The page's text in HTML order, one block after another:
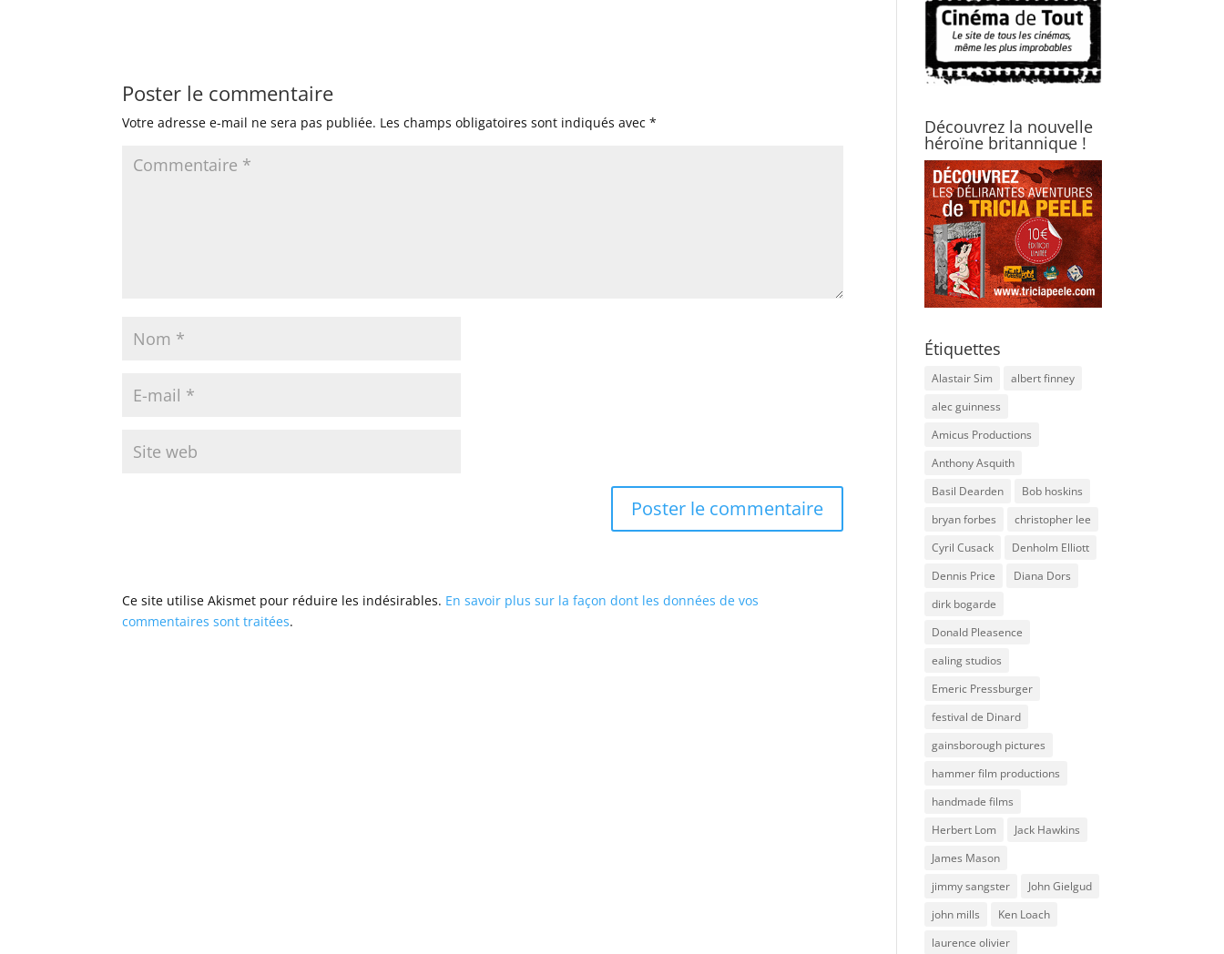
Poster le commentaire
Votre adresse e-mail ne sera pas publiée. Les champs obligatoires sont indiqués avec*
Ce site utilise Akismet pour réduire les indésirables. En savoir plus sur la façon dont les données de vos
commentaires sont traitées.
Découvrez la nouvelle
héroïne britannique !
Étiquettes
Alastair Sim
albert finney
alec guinness
Amicus Productions
Anthony Asquith
Basil Dearden
Bob hoskins
bryan forbes
christopher lee
Cyril Cusack
Denholm Elliott
Dennis Price
Diana Dors
dirk bogarde
Donald Pleasence
ealing studios
Emeric Pressburger
festival de Dinard
gainsborough pictures
hammer film productions
handmade films
Herbert Lom
Jack Hawkins
James Mason
jimmy sangster
John Gielgud
john mills
Ken Loach
laurence olivier